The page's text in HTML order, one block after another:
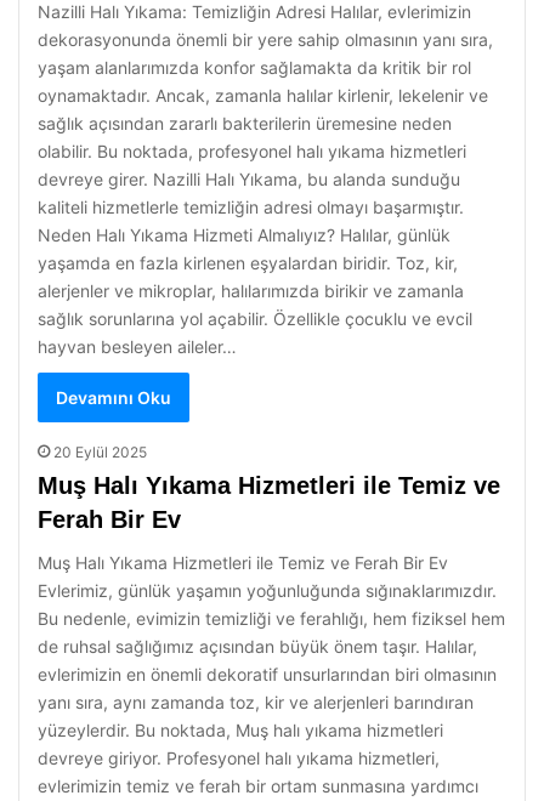
Nazilli Halı Yıkama: Temizliğin Adresi Halılar, evlerimizin
dekorasyonunda önemli bir yere sahip olmasının yanı sıra,
yaşam alanlarımızda konfor sağlamakta da kritik bir rol
oynamaktadır. Ancak, zamanla halılar kirlenir, lekelenir ve
sağlık açısından zararlı bakterilerin üremesine neden
olabilir. Bu noktada, profesyonel halı yıkama hizmetleri
devreye girer. Nazilli Halı Yıkama, bu alanda sunduğu
kaliteli hizmetlerle temizliğin adresi olmayı başarmıştır.
Neden Halı Yıkama Hizmeti Almalıyız? Halılar, günlük
yaşamda en fazla kirlenen eşyalardan biridir. Toz, kir,
alerjenler ve mikroplar, halılarımızda birikir ve zamanla
sağlık sorunlarına yol açabilir. Özellikle çocuklu ve evcil
hayvan besleyen aileler…
Devamını Oku
20 Eylül 2025
Muş Halı Yıkama Hizmetleri ile Temiz ve
Ferah Bir Ev
Muş Halı Yıkama Hizmetleri ile Temiz ve Ferah Bir Ev
Evlerimiz, günlük yaşamın yoğunluğunda sığınaklarımızdır.
Bu nedenle, evimizin temizliği ve ferahlığı, hem fiziksel hem
de ruhsal sağlığımız açısından büyük önem taşır. Halılar,
evlerimizin en önemli dekoratif unsurlarından biri olmasının
yanı sıra, aynı zamanda toz, kir ve alerjenleri barındıran
yüzeylerdir. Bu noktada, Muş halı yıkama hizmetleri
devreye giriyor. Profesyonel halı yıkama hizmetleri,
evlerimizin temiz ve ferah bir ortam sunmasına yardımcı